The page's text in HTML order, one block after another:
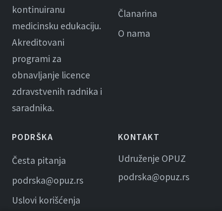
kontinuiranu
medicinsku edukaciju.
Akreditovani
programi za
obnavljanje licence
zdravstvenih radnika i
saradnika.
Članarina
O nama
PODRŠKA
Česta pitanja
podrska@opuz.rs
Uslovi korišćenja
KONTAKT
Udruženje OPUZ
podrska@opuz.rs